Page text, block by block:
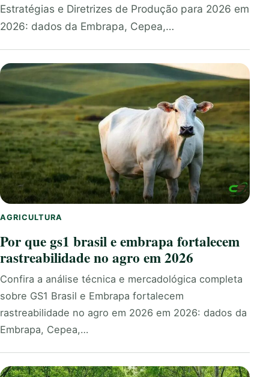
Estratégias e Diretrizes de Produção para 2026 em
2026: dados da Embrapa, Cepea,…
AGRICULTURA
Por que gs1 brasil e embrapa fortalecem
rastreabilidade no agro em 2026
Confira a análise técnica e mercadológica completa
sobre GS1 Brasil e Embrapa fortalecem
rastreabilidade no agro em 2026 em 2026: dados da
Embrapa, Cepea,…